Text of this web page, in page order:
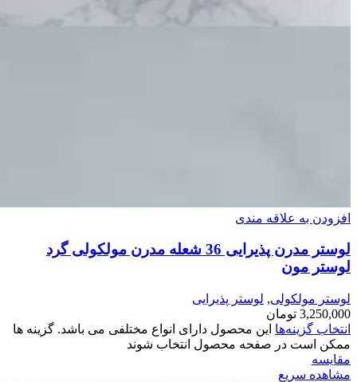
افزودن به علاقه مندی
لوستر مدرن پذیرایی 36 شعله مدرن مولکولی گرد
لوستر مون
لوستر مولکولی, لوستر پذیرایی
3,250,000 تومان
انتخاب گزینه‌ها این محصول دارای انواع مختلفی می باشد. گزینه ها
ممکن است در صفحه محصول انتخاب شوند
مقایسه
مشاهده سریع